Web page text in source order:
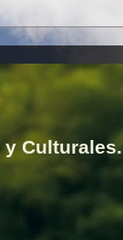
Culturales.